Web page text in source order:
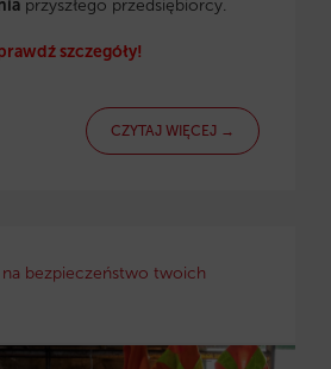
przyszłego przedsiębiorcy.
szczegóły!
CZYTAJ WIĘCEJ →
na bezpieczeństwo twoich